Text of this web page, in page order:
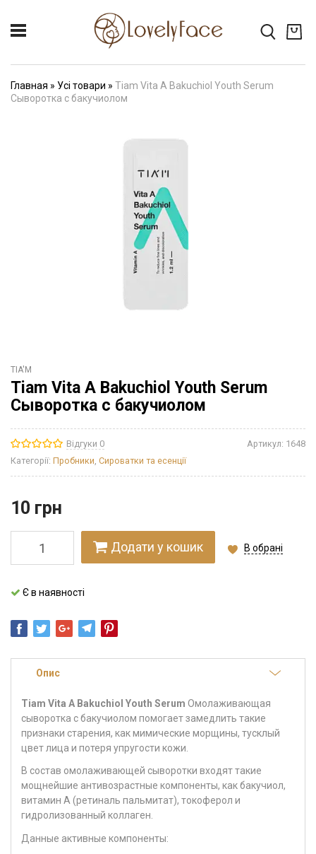
Главная » Усі товари » Tiam Vita A Bakuchiol Youth Serum
Сыворотка с бакучиолом
TIA'M
Tiam Vita A Bakuchiol Youth Serum
Сыворотка с бакучиолом
Відгуки 0 Артикул: 1648
Категорії: Пробники, Сироватки та есенції
10 грн
Додати у кошик В обрані
Є в наявності
Опис
Tiam Vita A Bakuchiol Youth Serum Омолаживающая
сыворотка с бакучиолом помогает замедлить такие
признаки старения, как мимические морщины, тусклый
цвет лица и потеря упругости кожи.
В состав омолаживающей сыворотки входят такие
мощнейшие антивозрастные компоненты, как бакучиол,
витамин А (ретиналь пальмитат), токоферол и
гидролизованный коллаген.
Данные активные компоненты: